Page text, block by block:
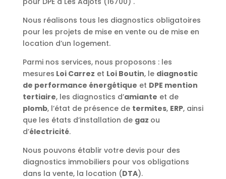
Nous réalisons tous les diagnostics obligatoires
pour les projets de mise en vente ou de mise en
location d’un logement.
Parmi nos services, nous proposons : les
mesures Loi Carrez et Loi Boutin, le diagnostic
de performance énergétique et DPE mention
tertiaire, les diagnostics d’amiante et de
plomb, l’état de présence de termites, ERP, ainsi
que les états d’installation de gaz ou
d’électricité.
Nous pouvons établir votre devis pour des
diagnostics immobiliers pour vos obligations
dans la vente, la location (DTA).